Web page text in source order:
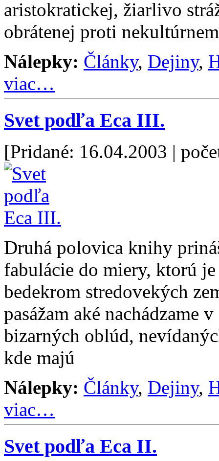
aristokratickej, žiarlivo
obrátenej proti
Nálepky: Články, Dejiny,
viac…
Svet podľa Eca III.
[Pridané: 16.04.2003 |
Druhá polovica knihy
fabulácie do miery, ktorú
bedekrom stredovekých
pasážam aké nachádzame
bizarných oblúd,
kde majú
Nálepky: Články, Dejiny,
viac…
Svet podľa Eca II.